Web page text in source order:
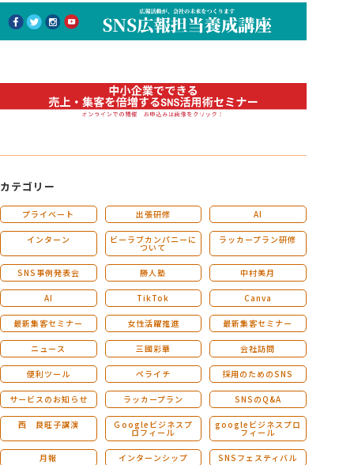
カテゴリー
プライベート 出張研修 AI
インターン ビーラブカンパニーに
ついて
ラッカープラン研修
SNS事例発表会 勝人塾 中村美月
AI TikTok Canva
最新集客セミナー 女性活躍推進 最新集客セミナー
ニュース 三國彩華 会社訪問
便利ツール ペライチ 採用のためのSNS
サービスのお知らせ ラッカープラン SNSのQ&A
西 良旺子講演 Ｇoogleビジネスプ
ロフィール
googleビジネスプロ
フィール
月報 インターンシップ SNSフェスティバル